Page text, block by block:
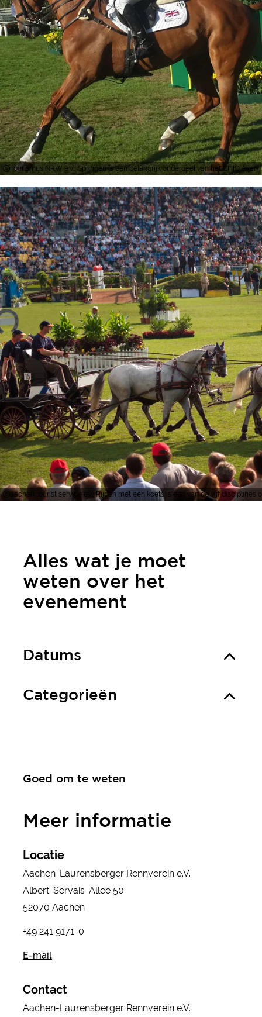
Tourismus NRW e.V., Springen is een belangrijk onderdeel van het CHIO Aken
aachen tourist service e.v., Rijden met een koets is een van de vijf disciplines
Alles wat je moet
weten over het
evenement
Datums
Categorieën
Goed om te weten
Meer informatie
Locatie
Aachen-Laurensberger Rennverein e.V.
Albert-Servais-Allee 50
52070 Aachen
+49 241 9171-0
E-mail
Contact
Aachen-Laurensberger Rennverein e.V.